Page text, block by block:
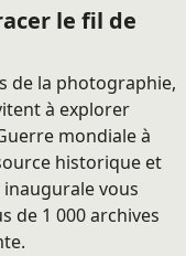
le fil de
de la photographie,
à explorer
mondiale à
historique et
inaugurale vous
de 1 000 archives